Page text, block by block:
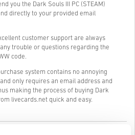
you the Dark Souls III PC (STEAM)
directly to your provided email
customer support are always
trouble or questions regarding the
code.
system contains no annoying
only requires an email address and
making the process of buying Dark
livecards.net quick and easy.